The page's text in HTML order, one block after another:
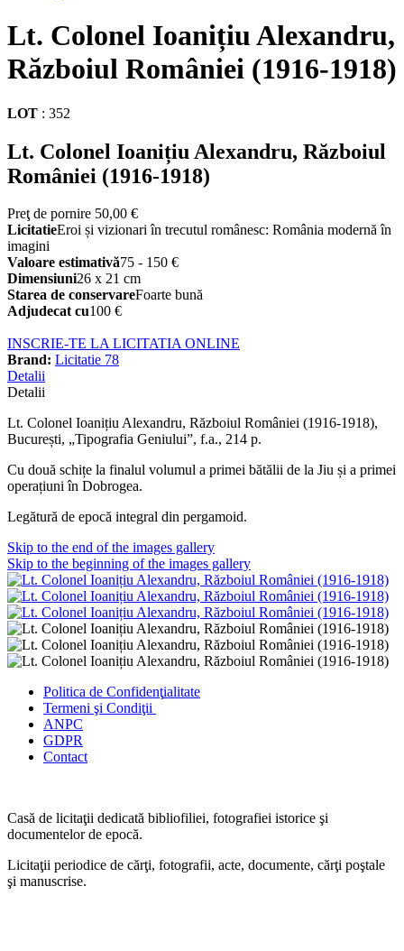
Lt. Colonel Ioanițiu Alexandru,
Războiul României (1916-1918)
LOT : 352
Lt. Colonel Ioanițiu Alexandru, Războiul
României (1916-1918)
Preţ de pornire 50,00 €
LicitatieEroi și vizionari în trecutul românesc: România modernă în
imagini
Valoare estimativă75 - 150 €
Dimensiuni26 x 21 cm
Starea de conservareFoarte bună
Adjudecat cu100 €
INSCRIE-TE LA LICITATIA ONLINE
Brand: Licitatie 78
Detalii
Detalii
Lt. Colonel Ioanițiu Alexandru, Războiul României (1916-1918),
București, „Tipografia Geniului”, f.a., 214 p.
Cu două schițe la finalul volumul a primei bătălii de la Jiu și a primei
operațiuni în Dobrogea.
Legătură de epocă integral din pergamoid.
Skip to the end of the images gallery
Skip to the beginning of the images gallery
Politica de Confidenţialitate
Termeni şi Condiţii
ANPC
GDPR
Contact
Casă de licitaţii dedicată bibliofiliei, fotografiei istorice şi
documentelor de epocă.
Licitaţii periodice de cărţi, fotografii, acte, documente, cărţi poştale
şi manuscrise.